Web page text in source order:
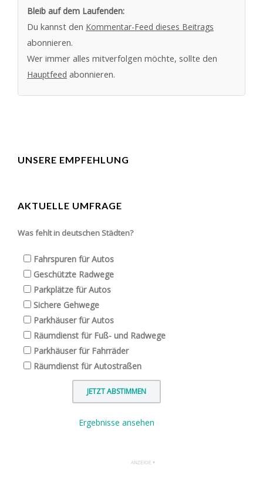
Bleib auf dem Laufenden:
Du kannst den Kommentar-Feed dieses Beitrags
abonnieren.
Wer immer alles mitverfolgen möchte, sollte den
Hauptfeed abonnieren.
UNSERE EMPFEHLUNG
AKTUELLE UMFRAGE
Was fehlt in deutschen Städten?
Fahrspuren für Autos
Geschützte Radwege
Parkplätze für Autos
Sichere Gehwege
Parkhäuser für Autos
Räumdienst für Fuß- und Radwege
Parkhäuser für Fahrräder
Räumdienst für Autostraßen
Ergebnisse ansehen